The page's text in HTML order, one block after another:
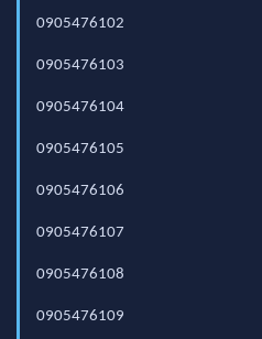
0905476102
0905476103
0905476104
0905476105
0905476106
0905476107
0905476108
0905476109